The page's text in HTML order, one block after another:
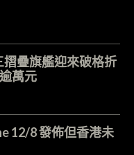
摺疊旗艦迎來破格折
萬元
12/8 發佈但香港未